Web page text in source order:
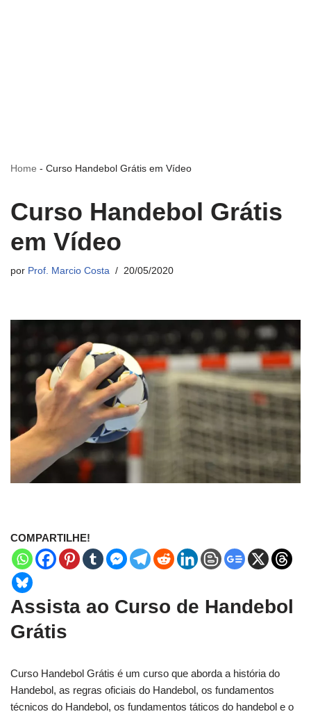
Home - Curso Handebol Grátis em Vídeo
Curso Handebol Grátis
em Vídeo
por Prof. Marcio Costa 20/05/2020
COMPARTILHE!
Assista ao Curso de Handebol
Grátis
Curso Handebol Grátis é um curso que aborda a história do
Handebol, as regras oficiais do Handebol, os fundamentos
técnicos do Handebol, os fundamentos táticos do handebol e o